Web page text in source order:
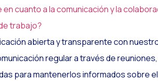
cuanto a la comunicación y la
trabajo?
abierta y transparente con
regular a través de
para mantenerlos informados sobre